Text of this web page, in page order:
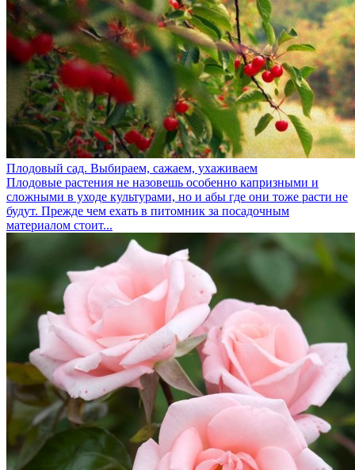
Плодовый сад. Выбираем, сажаем, ухаживаем
Плодовые растения не назовешь особенно капризными и
сложными в уходе культурами, но и абы где они тоже расти не
будут. Прежде чем ехать в питомник за посадочным
материалом стоит...